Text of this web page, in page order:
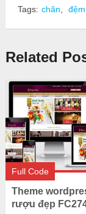
Tags: chăn đệm
Related
Full Code
Theme
rượu đẹp